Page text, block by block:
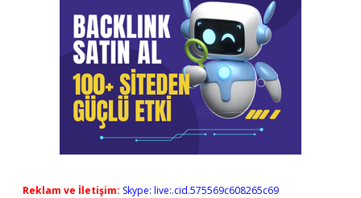
Reklam ve İletişim: Skype: live:.cid.575569c608265c69